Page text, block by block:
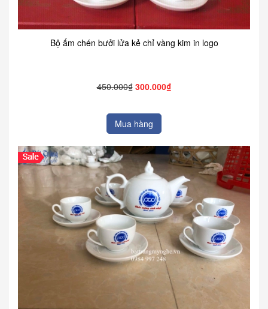
Bộ ấm chén bưởi lửa kẻ chỉ vàng kim in logo
450.000₫ 300.000₫
Mua hàng